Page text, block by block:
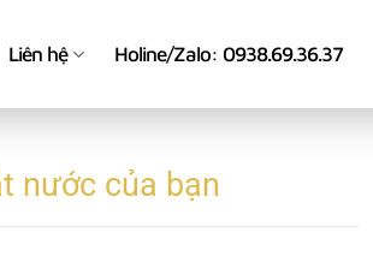
Liên hệ Holine/Zalo: 0938.69.36.37
nước của bạn